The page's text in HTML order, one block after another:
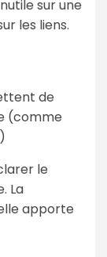
sur une
les liens.
de
(comme
le
La
apporte